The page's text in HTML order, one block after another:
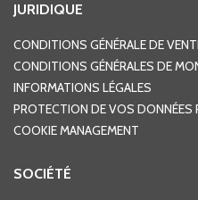
JURIDIQUE
CONDITIONS GÉNÉRALE DE
CONDITIONS GÉNÉRALES DE
INFORMATIONS LÉGALES
PROTECTION DE VOS DONNÉES
COOKIE MANAGEMENT
SOCIÉTÉ